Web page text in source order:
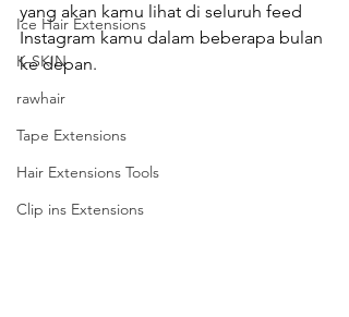
Ice Hair Extensions
K-SKIN
rawhair
Tape Extensions
Hair Extensions Tools
Clip ins Extensions
yang akan kamu lihat di seluruh feed
Instagram kamu dalam beberapa bulan
ke depan.